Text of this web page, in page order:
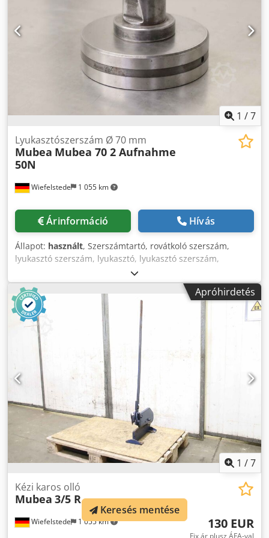
1 /7
Wiefelstede 1 055 km
Lyukasztószerszám Ø 70 mm
Mubea Mubea 70 2 Aufnahme
50N
Árinformáció Hívás
Állapot: használt, Szerszámtartó, rovátkoló szerszám,
lyukasztó szerszám, lyukasztó, lyukasztó szerszám,
lyukasztó lyukasztó, -Gyártó: Mubea, lyukasztószerszám Ø
70 mm -Típus: Mubea 70 2 Tartó Ø 50 mm -Mátrix: Ø 150
mm Crsdeiqhh Sopfx Amasf -méret összesen: Ø 150 x 120
mm -Súly: 5,9 kg
Apróhirdetés
1 /7
Wiefelstede 1 055 km
Kézi karos olló
Mubea 3/5 R
130 EUR
Keresés mentése